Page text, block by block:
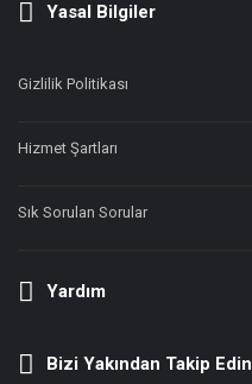
Yasal Bilgiler
Gizlilik Politikası
Hizmet Şartları
Sık Sorulan Sorular
Yardım
Bizi Yakından Takip Edin